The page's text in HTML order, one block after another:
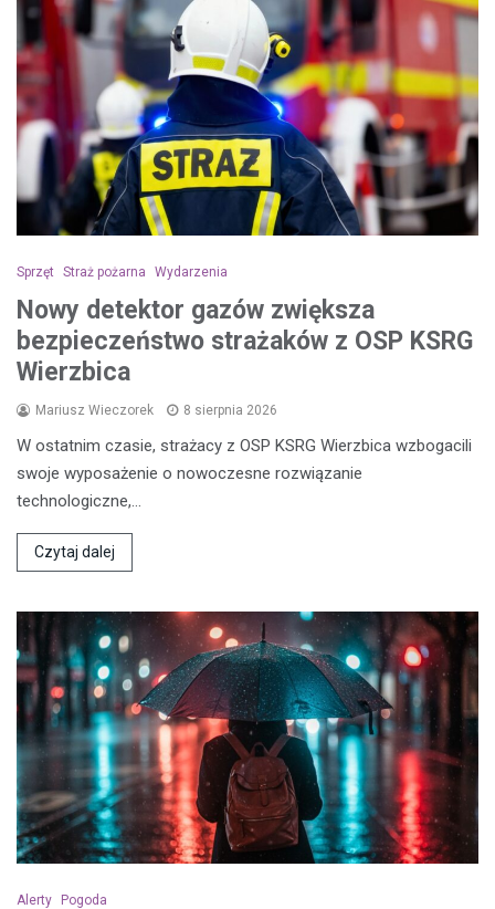
Sprzęt Straż pożarna Wydarzenia
Nowy detektor gazów zwiększa
bezpieczeństwo strażaków z OSP KSRG
Wierzbica
Mariusz Wieczorek 8 sierpnia 2026
W ostatnim czasie, strażacy z OSP KSRG Wierzbica wzbogacili
swoje wyposażenie o nowoczesne rozwiązanie
technologiczne,…
Czytaj dalej
Alerty Pogoda